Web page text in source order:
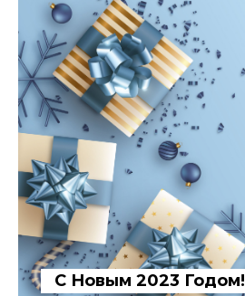
С Новым 2023 Годом!